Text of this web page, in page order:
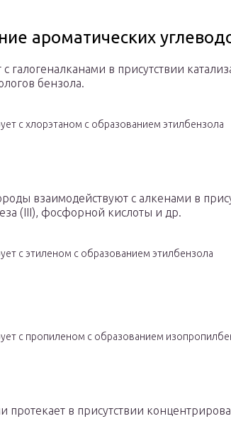
ароматических
галогеналканами в присутствии
бензола.
с хлорэтаном с образованием этилбензола
взаимодействуют с алкенами в
(III), фосфорной кислоты и др.
с этиленом с образованием этилбензола
с пропиленом с образованием
протекает в присутствии